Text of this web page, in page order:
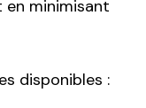
minimisant
disponibles :